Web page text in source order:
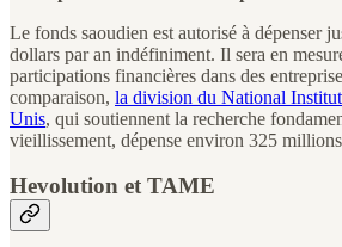
Le fonds saoudien est autorisé à dépenser
dollars par an indéfiniment. Il sera en
participations financières dans des
comparaison, la division du National
Unis, qui soutiennent la recherche
vieillissement, dépense environ 325
Hevolution et TAME